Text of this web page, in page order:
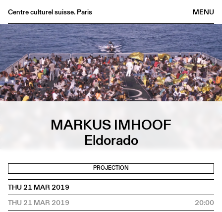
MENU
Centre culturel suisse. Paris
Agenda
Bookshop
Buvette
Archives
Medias
MARKUS IMHOOF
Eldorado
PROJECTION
THU 21 MAR 2019
THU 21 MAR 2019
20:00